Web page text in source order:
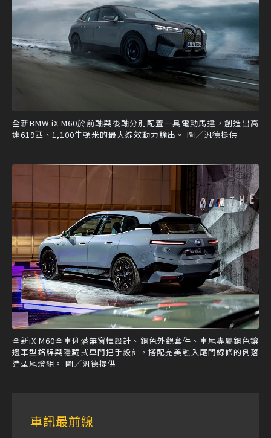
全新BMW iX M60於前軸與後軸分別配置一具電動馬達，創造出高
達619匹、1,100牛頓米的最大綜效動力輸出。 圖／汎德提供
全新iX M60全車俐落無窗框設計、銅色外觀套件、車尾專屬銅色鑲
邊車型銘牌與隱藏式車門把手設計，搭配完美融入尾門線條的俐落
造型尾燈組。 圖／汎德提供
車訊最前線